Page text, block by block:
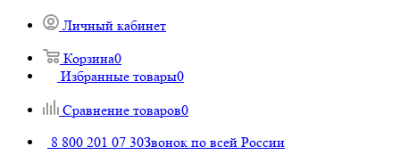
Личный кабинет
Корзина0
Избранные товары0
Сравнение товаров0
8 800 201 07 30Звонок по всей России